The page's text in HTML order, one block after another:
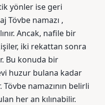
yönler ise geri
Tövbe namazı ,
Ancak, nafile bir
iki rekattan sonra
Bu konuda bir
huzur bulana kadar
namazının belirli
her an kılınabilir.